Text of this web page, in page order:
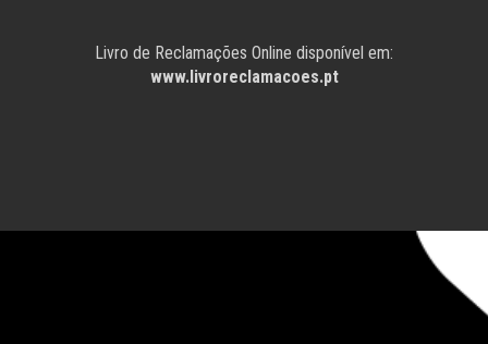
Livro de Reclamações Online disponível em:
www.livroreclamacoes.pt